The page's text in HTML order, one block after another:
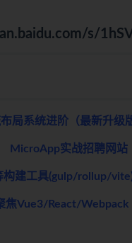
s/
局系统进阶（最新升级
MicroApp实战招聘网站
构建工具(gulp/rollup/
焦Vue3/React/Webpack